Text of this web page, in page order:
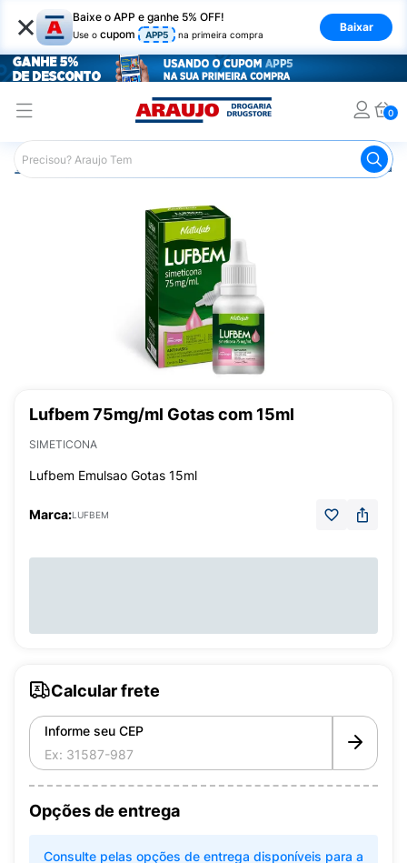
× Baixe o APP e ganhe 5% OFF!
Use o cupom APP5 na primeira compra
Baixar
0
Araujo Medicamentos Remédio para o Estômago e
Lufbem 75mg/ml Gotas com 15ml
SIMETICONA
Lufbem Emulsao Gotas 15ml
Marca:LUFBEM
Calcular frete
Informe seu CEP
Opções de entrega
Consulte pelas opções de entrega disponíveis para a